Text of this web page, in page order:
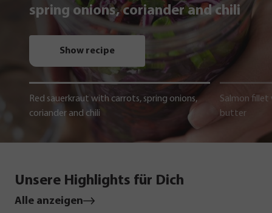
spring onions, coriander and chili
Show recipe
Red sauerkraut with carrots, spring onions,
coriander and chili
Salmon fillet
butter
Unsere Highlights für Dich
Alle anzeigen